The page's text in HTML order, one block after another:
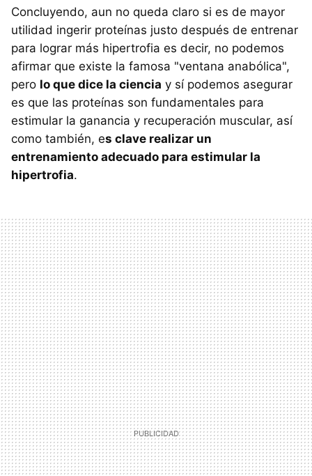
Concluyendo, aun no queda claro si es de mayor
utilidad ingerir proteínas justo después de entrenar
para lograr más hipertrofia es decir, no podemos
afirmar que existe la famosa "ventana anabólica",
pero lo que dice la ciencia y sí podemos asegurar
es que las proteínas son fundamentales para
estimular la ganancia y recuperación muscular, así
como también, es clave realizar un
entrenamiento adecuado para estimular la
hipertrofia.